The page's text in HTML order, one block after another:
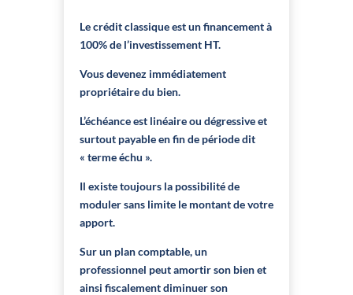
Le crédit classique est un financement à
100% de l’investissement HT.
Vous devenez immédiatement
propriétaire du bien.
L’échéance est linéaire ou dégressive et
surtout payable en fin de période dit
« terme échu ».
Il existe toujours la possibilité de
moduler sans limite le montant de votre
apport.
Sur un plan comptable, un
professionnel peut amortir son bien et
ainsi fiscalement diminuer son